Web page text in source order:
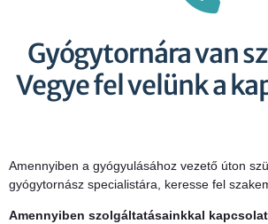
Gyógytornára van
Vegye fel velünk a
Amennyiben a gyógyulásához vezető úton
gyógytornász specialistára, keresse fel
Amennyiben szolgáltatásainkkal